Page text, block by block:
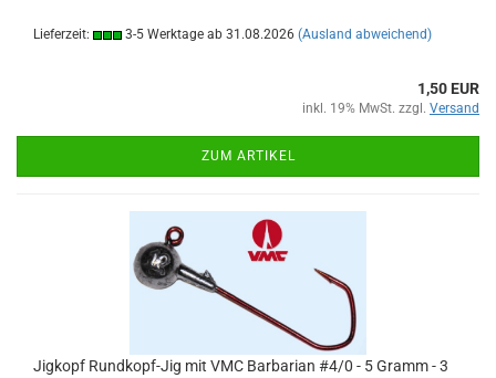
Lieferzeit: 3-5 Werktage ab 31.08.2026 (Ausland abweichend)
1,50 EUR
inkl. 19% MwSt. zzgl. Versand
ZUM ARTIKEL
Jigkopf Rundkopf-Jig mit VMC Barbarian #4/0 - 5 Gramm - 3